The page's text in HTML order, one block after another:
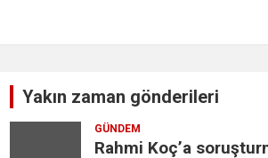
Yakın zaman gönderileri
GÜNDEM
Rahmi Koç’a